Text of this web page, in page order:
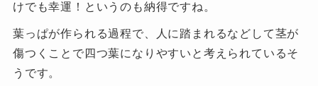
けでも幸運！というのも納得ですね。
葉っぱが作られる過程で、人に踏まれるなどして茎が
傷つくことで四つ葉になりやすいと考えられているそ
うです。